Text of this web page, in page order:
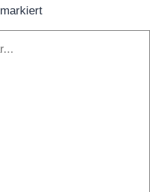
markiert